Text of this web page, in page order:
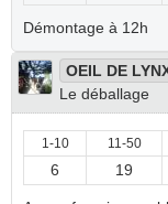
Démontage à 12h
OEIL DE
Le déballage
1-10 11-50
6 19